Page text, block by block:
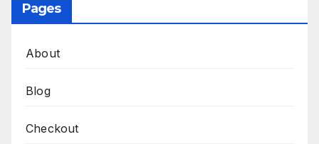
Pages
About
Blog
Checkout